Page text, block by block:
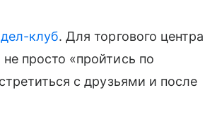
клуб. Для торгового центра
просто «пройтись по
с друзьями и после